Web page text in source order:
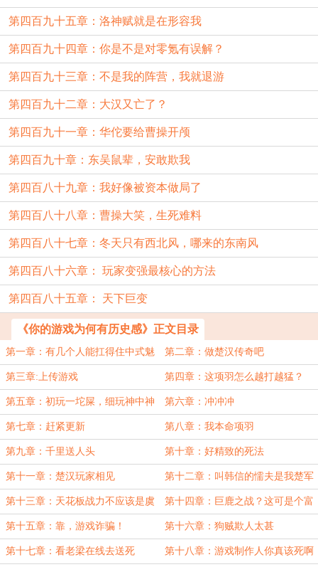
第四百九十五章：洛神赋就是在形容我
第四百九十四章：你是不是对零氪有误解？
第四百九十三章：不是我的阵营，我就退游
第四百九十二章：大汉又亡了？
第四百九十一章：华佗要给曹操开颅
第四百九十章：东吴鼠辈，安敢欺我
第四百八十九章：我好像被资本做局了
第四百八十八章：曹操大笑，生死难料
第四百八十七章：冬天只有西北风，哪来的东南风
第四百八十六章： 玩家变强最核心的方法
第四百八十五章： 天下巨变
《你的游戏为何有历史感》正文目录
第一章：有几个人能扛得住中式魅
魔？
第二章：做楚汉传奇吧
第三章:上传游戏 第四章：这项羽怎么越打越猛？
第五章：初玩一坨屎，细玩神中神 第六章：冲冲冲
第七章：赶紧更新 第八章：我本命项羽
第九章：千里送人头 第十章：好精致的死法
第十一章：楚汉玩家相见 第十二章：叫韩信的懦夫是我楚军
的人？
第十三章：天花板战力不应该是虞
姬么
第十四章：巨鹿之战？这可是个富
裕仗
第十五章：靠，游戏诈骗！ 第十六章：狗贼欺人太甚
第十七章：看老梁在线去送死 第十八章：游戏制作人你真该死啊